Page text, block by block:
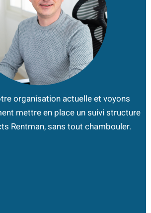
organisation actuelle et voyons
mettre en place un suivi structure
Rentman, sans tout chambouler.